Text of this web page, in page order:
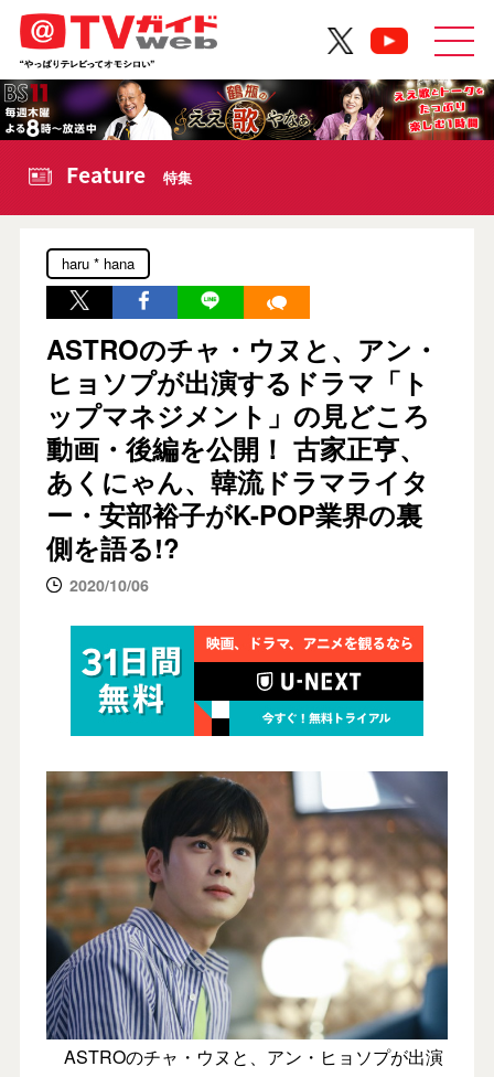
Feature 特集
haru * hana
ASTROのチャ・ウヌと、アン・
ヒョソプが出演するドラマ「ト
ップマネジメント」の見どころ
動画・後編を公開！ 古家正亨、
あくにゃん、韓流ドラマライタ
ー・安部裕子がK-POP業界の裏
側を語る!?
2020/10/06
ASTROのチャ・ウヌと、アン・ヒョソプが出演